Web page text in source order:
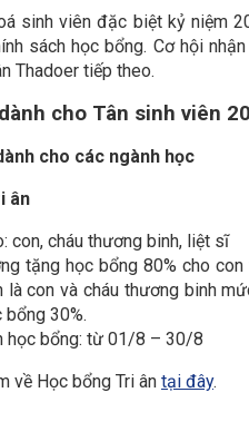
sinh viên đặc biệt kỷ niệm
sách học bổng. Cơ hội
Thadoer tiếp theo.
cho Tân sinh viên
cho các ngành học
ân
con, cháu thương binh, liệt sĩ
tặng học bổng 80% cho
là con và cháu thương binh
bổng 30%.
học bổng: từ 01/8 – 30/8
về Học bổng Tri ân tại đây.